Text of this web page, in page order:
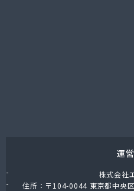
有限会社吉本ガス産業
有限会社水国プロパン
有限会社赤木プロパン商
運
株式会社
住所：〒104-0044 東京都中央